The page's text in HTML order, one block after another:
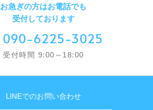
お急ぎの方はお電話でも
受付しております
090-6225-3025
受付時間 9:00～18:00
LINEでのお問い合わせ